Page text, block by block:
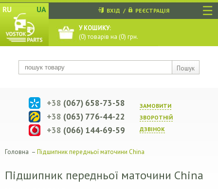
☰
RU UA
Пошук
ВХІД / РЕЄСТРАЦІЯ
У КОШИКУ:
(0) товарів на (0) грн.
ЗАМОВИТИ
ЗВОРОТНIЙ
ДЗВIНОК
+38 (067) 658-73-58
+38 (063) 776-44-22
+38 (066) 144-69-59
Головна – Підшипник передньої маточини China
Підшипник передньої маточини China